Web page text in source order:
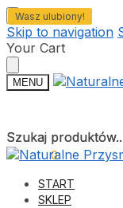
Skip to navigation
Your Cart
MENU
Szukaj
0,00ZŁ 0
Szukaj
START
SKLEP
Wasz ulubiony!
Wasz ulubiony!